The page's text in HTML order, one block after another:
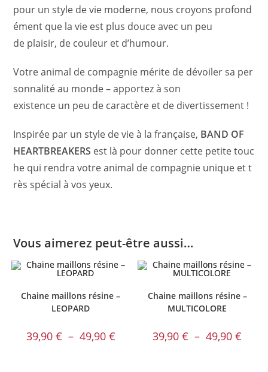
pour un style de vie moderne, nous croyons profond
ément que la vie est plus douce avec un peu
de plaisir, de couleur et d’humour.
Votre animal de compagnie mérite de dévoiler sa per
sonnalité au monde – apportez à son
existence un peu de caractère et de divertissement !
Inspirée par un style de vie à la française, BAND OF
HEARTBREAKERS est là pour donner cette petite touc
he qui rendra votre animal de compagnie unique et t
rès spécial à vos yeux.
Vous aimerez peut-être aussi…
Chaine maillons résine –
LEOPARD
39,90 € – 49,90 €Plage
de
Chaine maillons résine –
MULTICOLORE
39,90€ – 49,90€